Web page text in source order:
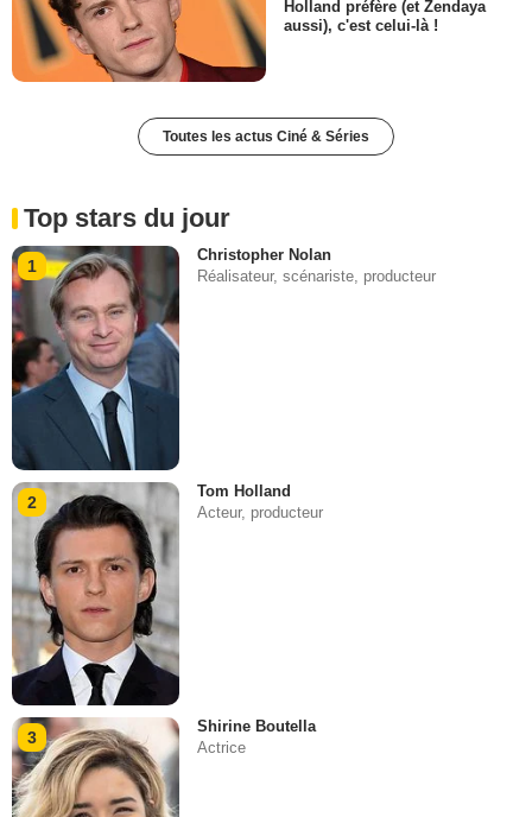
Holland préfère (et Zendaya
aussi), c'est celui-là !
Toutes les actus Ciné & Séries
Top stars du jour
1
Christopher Nolan
Réalisateur, scénariste, producteur
2
Tom Holland
Acteur, producteur
3
Shirine Boutella
Actrice